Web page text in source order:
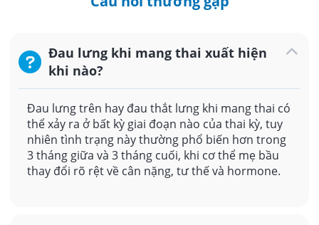
Đau lưng khi mang thai xuất hiện
khi nào?
Đau lưng trên hay đau thắt lưng khi mang thai có
thể xảy ra ở bất kỳ giai đoạn nào của thai kỳ, tuy
nhiên tình trạng này thường phổ biến hơn trong
3 tháng giữa và 3 tháng cuối, khi cơ thể mẹ bầu
thay đổi rõ rệt về cân nặng, tư thế và hormone.